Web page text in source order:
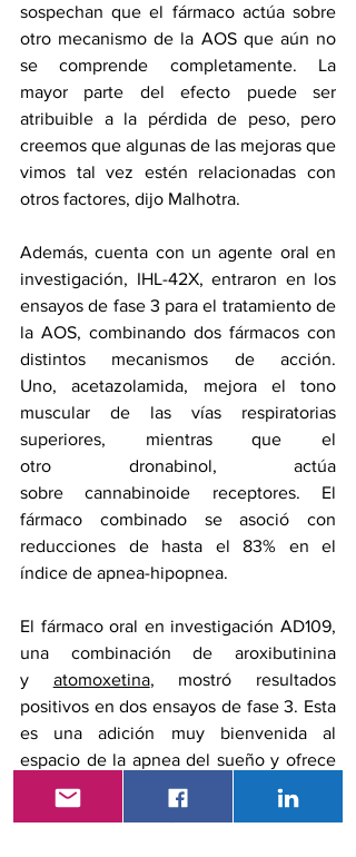
sospechan que el fármaco actúa sobre
otro mecanismo de la AOS que aún no
se comprende completamente. La
mayor parte del efecto puede ser
atribuible a la pérdida de peso, pero
creemos que algunas de las mejoras que
vimos tal vez estén relacionadas con
otros factores, dijo Malhotra.
Además, cuenta con un agente oral en
investigación, IHL-42X, entraron en los
ensayos de fase 3 para el tratamiento de
la AOS, combinando dos fármacos con
distintos mecanismos de acción.
Uno, acetazolamida, mejora el tono
muscular de las vías respiratorias
superiores, mientras que el
otro dronabinol, actúa
sobre cannabinoide receptores. El
fármaco combinado se asoció con
reducciones de hasta el 83% en el
índice de apnea-hipopnea.
El fármaco oral en investigación AD109,
una combinación de aroxibutinina
y atomoxetina, mostró resultados
positivos en dos ensayos de fase 3. Esta
es una adición muy bienvenida al
espacio de la apnea del sueño y ofrece
la esperanza de una píldora oral para la
apnea del sueño, dijo Dimitriu.